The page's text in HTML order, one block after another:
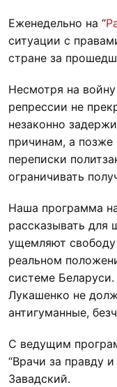
Еженедельно на “
ситуации с
стране за
Несмотря на
репрессии не
незаконно
причинам, а
переписки
ограничивать
Наша программа
рассказывать для
ущемляют свободу
реальном
системе
Лукашенко не
антигуманные,
С ведущим
“Врачи за правду
Завадский.